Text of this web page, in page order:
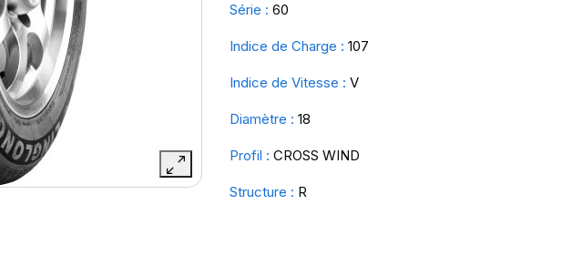
Série : 60
Indice de Charge : 107
Indice de Vitesse : V
Diamètre : 18
Profil : CROSS WIND
Structure : R